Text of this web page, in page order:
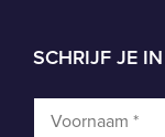
SCHRIJF JE